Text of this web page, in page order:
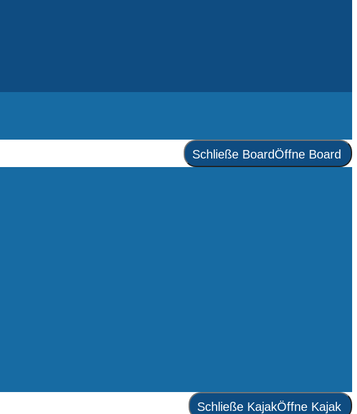
Schließe BoardÖffne Board
Schließe KajakÖffne Kajak